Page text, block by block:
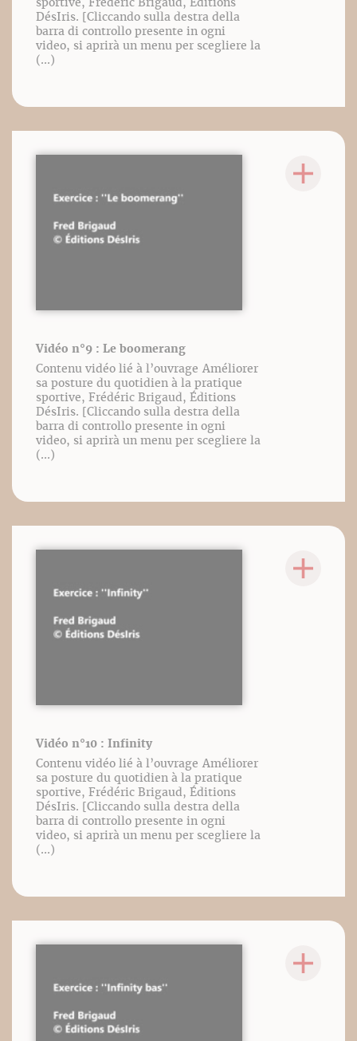
DésIris. [Cliccando sulla destra della
barra di controllo presente in ogni
video, si aprirà un menu per scegliere la
(...)
Vidéo n°9 : Le boomerang
Contenu vidéo lié à l’ouvrage Améliorer
sa posture du quotidien à la pratique
sportive, Frédéric Brigaud, Éditions
DésIris. [Cliccando sulla destra della
barra di controllo presente in ogni
video, si aprirà un menu per scegliere la
(...)
Vidéo n°10 : Infinity
Contenu vidéo lié à l’ouvrage Améliorer
sa posture du quotidien à la pratique
sportive, Frédéric Brigaud, Éditions
DésIris. [Cliccando sulla destra della
barra di controllo presente in ogni
video, si aprirà un menu per scegliere la
(...)